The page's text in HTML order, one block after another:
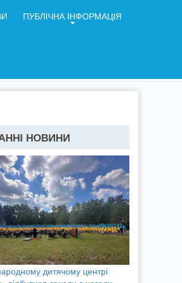
ПУБЛІЧНА ІНФОРМАЦІЯ
НОВИНИ
дитячому центрі